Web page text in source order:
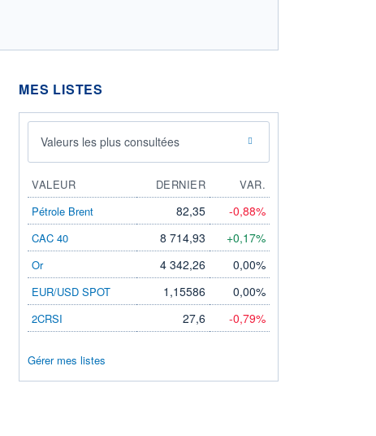
MES LISTES
Valeurs les plus consultées
VALEUR DERNIER
VAR.
Pétrole Brent
82,35 -0,88%
CAC 40 8 714,93 +0,17%
Or 4 342,26 0,00%
EUR/USD SPOT 1,15586 0,00%
2CRSI 27,6 -0,79%
Gérer mes listes